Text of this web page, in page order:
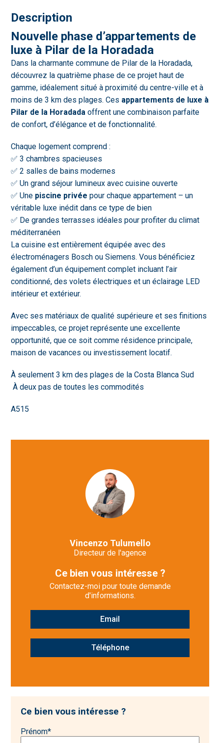
Description
Nouvelle phase d’appartements de
luxe à Pilar de la Horadada
Dans la charmante commune de Pilar de la Horadada,
découvrez la quatrième phase de ce projet haut de
gamme, idéalement situé à proximité du centre-ville et à
moins de 3 km des plages. Ces appartements de luxe à
Pilar de la Horadada offrent une combinaison parfaite
de confort, d’élégance et de fonctionnalité.
Chaque logement comprend :
✅ 3 chambres spacieuses
✅ 2 salles de bains modernes
✅ Un grand séjour lumineux avec cuisine ouverte
✅ Une piscine privée pour chaque appartement – un
véritable luxe inédit dans ce type de bien
✅ De grandes terrasses idéales pour profiter du climat
méditerranéen
La cuisine est entièrement équipée avec des
électroménagers Bosch ou Siemens. Vous bénéficiez
également d’un équipement complet incluant l’air
conditionné, des volets électriques et un éclairage LED
intérieur et extérieur.
Avec ses matériaux de qualité supérieure et ses finitions
impeccables, ce projet représente une excellente
opportunité, que ce soit comme résidence principale,
maison de vacances ou investissement locatif.
À seulement 3 km des plages de la Costa Blanca Sud
️ À deux pas de toutes les commodités
A515
Vincenzo Tulumello
Directeur de l'agence
Ce bien vous intéresse ?
Contactez-moi pour toute demande
d'informations.
Email
Téléphone
Ce bien vous intéresse ?
Prénom*